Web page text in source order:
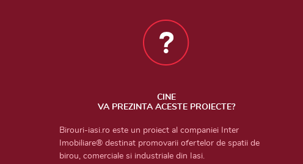
CINE
VA PREZINTA ACESTE PROIECTE?
Birouri-iasi.ro este un proiect al companiei Inter
Imobiliare® destinat promovarii ofertelor de spatii de
birou, comerciale si industriale din Iasi.